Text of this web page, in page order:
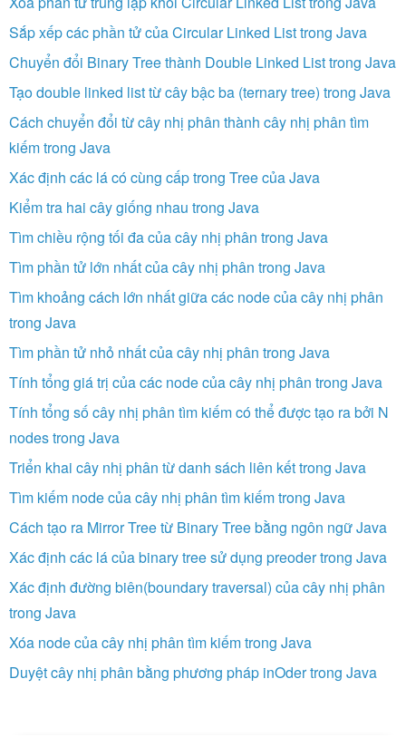
Sắp xếp các phần tử của Circular Linked List trong Java
Chuyển đổi Binary Tree thành Double Linked List trong Java
Tạo double linked list từ cây bậc ba (ternary tree) trong Java
Cách chuyển đổi từ cây nhị phân thành cây nhị phân tìm
kiếm trong Java
Xác định các lá có cùng cấp trong Tree của Java
Kiểm tra hai cây giống nhau trong Java
Tìm chiều rộng tối đa của cây nhị phân trong Java
Tìm phần tử lớn nhất của cây nhị phân trong Java
Tìm khoảng cách lớn nhất giữa các node của cây nhị phân
trong Java
Tìm phần tử nhỏ nhất của cây nhị phân trong Java
Tính tổng giá trị của các node của cây nhị phân trong Java
Tính tổng số cây nhị phân tìm kiếm có thể được tạo ra bởi N
nodes trong Java
Triển khai cây nhị phân từ danh sách liên kết trong Java
Tìm kiếm node của cây nhị phân tìm kiếm trong Java
Cách tạo ra Mirror Tree từ Binary Tree bằng ngôn ngữ Java
Xác định các lá của binary tree sử dụng preoder trong Java
Xác định đường biên(boundary traversal) của cây nhị phân
trong Java
Xóa node của cây nhị phân tìm kiếm trong Java
Duyệt cây nhị phân bằng phương pháp inOder trong Java